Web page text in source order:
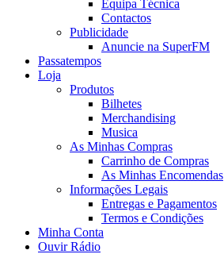
Equipa Técnica
Contactos
Publicidade
Anuncie na SuperFM
Passatempos
Loja
Produtos
Bilhetes
Merchandising
Musica
As Minhas Compras
Carrinho de Compras
As Minhas Encomendas
Informações Legais
Entregas e Pagamentos
Termos e Condições
Minha Conta
Ouvir Rádio